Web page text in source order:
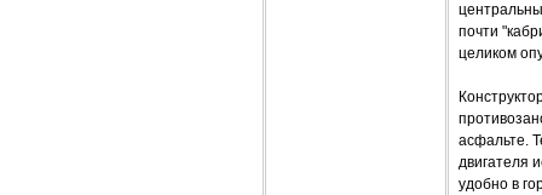
почти
целиком
асфальте.
двигателя
удобно в